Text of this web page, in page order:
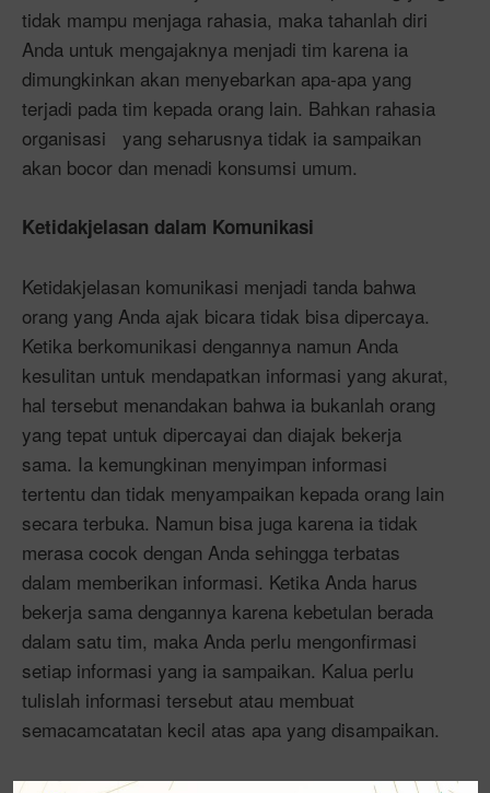
tidak mampu menjaga rahasia, maka tahanlah diri
Anda untuk mengajaknya menjadi tim karena ia
dimungkinkan akan menyebarkan apa-apa yang
terjadi pada tim kepada orang lain. Bahkan rahasia
organisasi yang seharusnya tidak ia sampaikan
akan bocor dan menadi konsumsi umum.
Ketidakjelasan dalam Komunikasi
Ketidakjelasan komunikasi menjadi tanda bahwa
orang yang Anda ajak bicara tidak bisa dipercaya.
Ketika berkomunikasi dengannya namun Anda
kesulitan untuk mendapatkan informasi yang akurat,
hal tersebut menandakan bahwa ia bukanlah orang
yang tepat untuk dipercayai dan diajak bekerja
sama. Ia kemungkinan menyimpan informasi
tertentu dan tidak menyampaikan kepada orang lain
secara terbuka. Namun bisa juga karena ia tidak
merasa cocok dengan Anda sehingga terbatas
dalam memberikan informasi. Ketika Anda harus
bekerja sama dengannya karena kebetulan berada
dalam satu tim, maka Anda perlu mengonfirmasi
setiap informasi yang ia sampaikan. Kalua perlu
tulislah informasi tersebut atau membuat
semacamcatatan kecil atas apa yang disampaikan.